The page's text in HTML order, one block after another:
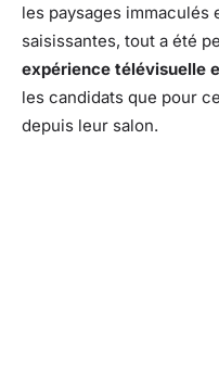
les paysages immaculés
saisissantes, tout a été
expérience télévisuelle
les candidats que pour
depuis leur salon.